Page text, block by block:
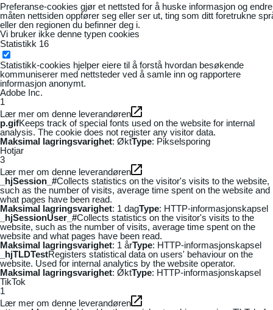
Preferanse-cookies gjør et nettsted for å huske informasjon og
måten nettsiden oppfører seg eller ser ut, ting som ditt foretrukne
eller den regionen du befinner deg i.
Vi bruker ikke denne typen cookies
Statistikk 16
Statistikk-cookies hjelper eiere til å forstå hvordan besøkende
kommuniserer med nettsteder ved å samle inn og rapportere
informasjon anonymt.
Adobe Inc.
1
Lær mer om denne leverandøren
p.gifKeeps track of special fonts used on the website for internal
analysis. The cookie does not register any visitor data.
Maksimal lagringsvarighet: ØktType: Pikselsporing
Hotjar
3
Lær mer om denne leverandøren
_hjSession_#Collects statistics on the visitor's visits to the website,
such as the number of visits, average time spent on the website and
what pages have been read.
Maksimal lagringsvarighet: 1 dagType: HTTP-informasjonskapsel
_hjSessionUser_#Collects statistics on the visitor's visits to the
website, such as the number of visits, average time spent on the
website and what pages have been read.
Maksimal lagringsvarighet: 1 årType: HTTP-informasjonskapsel
_hjTLDTestRegisters statistical data on users' behaviour on the
website. Used for internal analytics by the website operator.
Maksimal lagringsvarighet: ØktType: HTTP-informasjonskapsel
TikTok
1
Lær mer om denne leverandøren